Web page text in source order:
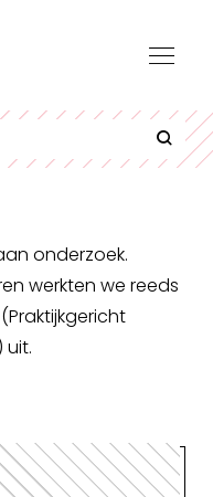
onderzoek.
werkten we reeds
uit.